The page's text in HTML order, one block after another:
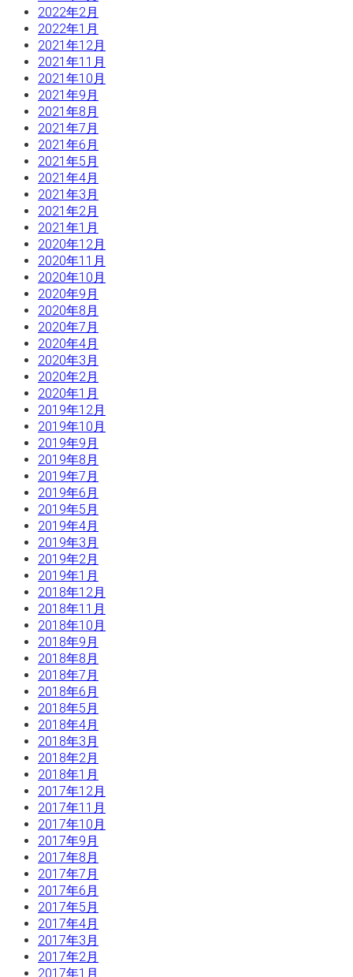
2022年2月
2022年1月
2021年12月
2021年11月
2021年10月
2021年9月
2021年8月
2021年7月
2021年6月
2021年5月
2021年4月
2021年3月
2021年2月
2021年1月
2020年12月
2020年11月
2020年10月
2020年9月
2020年8月
2020年7月
2020年4月
2020年3月
2020年2月
2020年1月
2019年12月
2019年10月
2019年9月
2019年8月
2019年7月
2019年6月
2019年5月
2019年4月
2019年3月
2019年2月
2019年1月
2018年12月
2018年11月
2018年10月
2018年9月
2018年8月
2018年7月
2018年6月
2018年5月
2018年4月
2018年3月
2018年2月
2018年1月
2017年12月
2017年11月
2017年10月
2017年9月
2017年8月
2017年7月
2017年6月
2017年5月
2017年4月
2017年3月
2017年2月
2017年1月